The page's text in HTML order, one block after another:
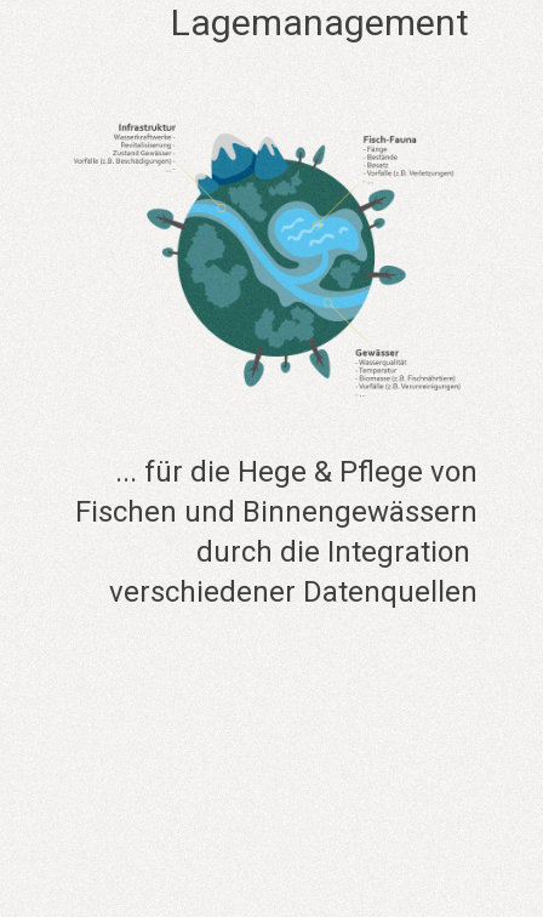
Lagemanagement
... für die Hege & Pflege von
Fischen und Binnengewässern
durch die Integration
verschiedener Datenquellen